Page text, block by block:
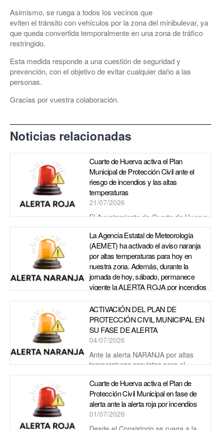
Asimismo, se ruega a todos los vecinos que
eviten el tránsito con vehículos por la zona del minibulevar, ya
que queda convertida temporalmente en una zona de tráfico
restringido.
Esta medida responde a una cuestión de seguridad y
prevención, con el objetivo de evitar cualquier daño a las
personas.
Gracias por vuestra colaboración.
Noticias relacionadas
Cuarte de Huerva activa el Plan
Municipal de Protección Civil ante el
riesgo de incendios y las altas
temperaturas
21/07/2026
El Ayuntamiento de Cuarte de Huerva
mantiene activado el Plan Municipal de Protección Civil en
fase de alerta ante la alerta roja por riesgo de inc...
La Agencia Estatal de Meteorología
(AEMET) ha activado el aviso naranja
por altas temperaturas para hoy en
nuestra zona. Además, durante la
jornada de hoy, sábado, permanece
vigente la ALERTA ROJA por incendios
06/07/2026
La Agencia Estatal de Meteorología (AEMET) ha activado el
aviso naranja por altas temperaturas para hoy en nuestra
zona. Además, permanece vigente ...
ACTIVACIÓN DEL PLAN DE
PROTECCIÓN CIVIL MUNICIPAL EN
SU FASE DE ALERTA
04/07/2026
Ante la alerta NARANJA por altas
temperaturas previstas para el
domingo 5 de julio, el Ayuntamiento mantiene su Plan de
Protección Civil en fase de...Cuarte de Huerva activa el Plan de
Protección Civil Municipal en fase de
alerta ante la alerta roja por incendios
01/07/2026